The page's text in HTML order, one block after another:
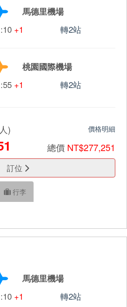
馬德里機場
+1 轉2站
桃園國際機場
+1 轉2站
) 價格明細
總價 NT$277,251
訂位
行李
馬德里機場
+1 轉2站